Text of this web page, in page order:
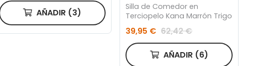
AÑADIR (3)
Silla de Comedor en
Terciopelo Kana Marrón Trigo
39,95 € 62,42 €
AÑADIR (6)